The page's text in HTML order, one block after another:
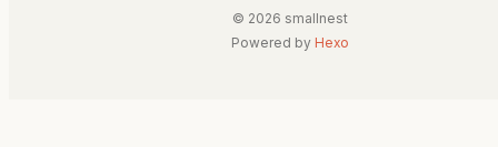
© 2026 smallnest
Powered by Hexo